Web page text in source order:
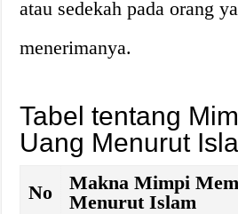
atau sedekah pada orang
menerimanya.
Tabel tentang
Uang Menurut
No
Makna Mimpi
Menurut Islam